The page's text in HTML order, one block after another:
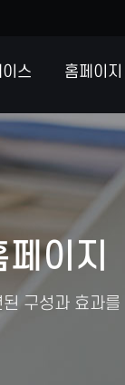
스 홈페이지
이지
구성과 효과